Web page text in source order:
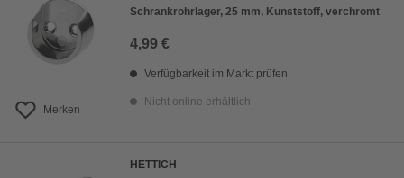
Merken
Schrankrohrlager, 25 mm, Kunststoff, verchromt
4,99 €
Verfügbarkeit im Markt prüfen
Nicht online erhältlich
HETTICH